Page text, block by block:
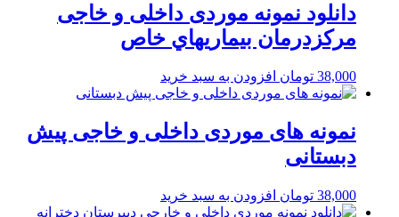
دانلود نمونه موردی داخلی و خاجی
مرکزدرمان بيماريهاي خاص
38,000 تومان افزودن به سبد خرید
نمونه های موردی داخلی و خاجی پیش
دبستانی
38,000 تومان افزودن به سبد خرید